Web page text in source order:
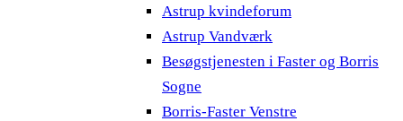
Astrup kvindeforum
Astrup Vandværk
Besøgstjenesten i Faster og Borris
Sogne
Borris-Faster Venstre